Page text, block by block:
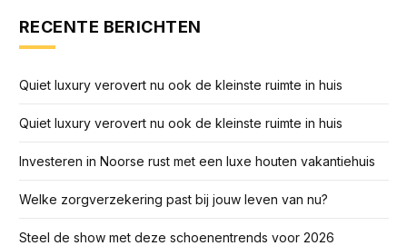
RECENTE BERICHTEN
Quiet luxury verovert nu ook de kleinste ruimte in huis
Quiet luxury verovert nu ook de kleinste ruimte in huis
Investeren in Noorse rust met een luxe houten vakantiehuis
Welke zorgverzekering past bij jouw leven van nu?
Steel de show met deze schoenentrends voor 2026